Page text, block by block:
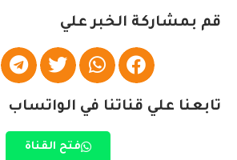
قم بمشاركة الخبر علي
تابعنا علي قناتنا في الواتساب
فتح القناة